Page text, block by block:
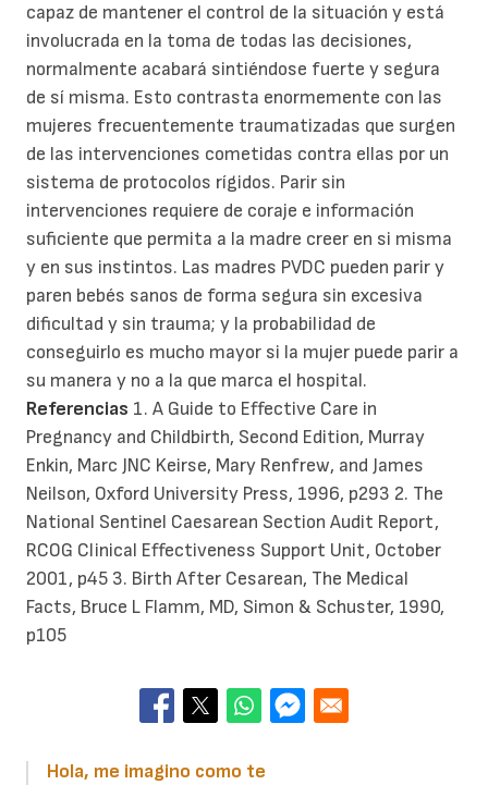
capaz de mantener el control de la situación y está
involucrada en la toma de todas las decisiones,
normalmente acabará sintiéndose fuerte y segura
de sí misma. Esto contrasta enormemente con las
mujeres frecuentemente traumatizadas que surgen
de las intervenciones cometidas contra ellas por un
sistema de protocolos rígidos. Parir sin
intervenciones requiere de coraje e información
suficiente que permita a la madre creer en si misma
y en sus instintos. Las madres PVDC pueden parir y
paren bebés sanos de forma segura sin excesiva
dificultad y sin trauma; y la probabilidad de
conseguirlo es mucho mayor si la mujer puede parir a
su manera y no a la que marca el hospital.
Referencias 1. A Guide to Effective Care in
Pregnancy and Childbirth, Second Edition, Murray
Enkin, Marc JNC Keirse, Mary Renfrew, and James
Neilson, Oxford University Press, 1996, p293 2. The
National Sentinel Caesarean Section Audit Report,
RCOG Clinical Effectiveness Support Unit, October
2001, p45 3. Birth After Cesarean, The Medical
Facts, Bruce L Flamm, MD, Simon & Schuster, 1990,
p105
Hola, me imagino como te